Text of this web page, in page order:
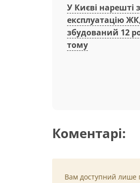
У Києві нарешті
експлуатацію
збудований 12
тому
Коментарі:
Вам доступний лише